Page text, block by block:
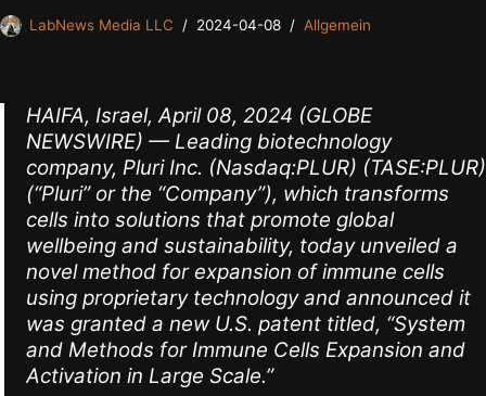
LabNews Media LLC 2024-04-08 Allgemein
HAIFA, Israel, April 08, 2024 (GLOBE
NEWSWIRE) — Leading biotechnology
company, Pluri Inc. (Nasdaq:PLUR) (TASE:PLUR)
(“Pluri” or the “Company”), which transforms
cells into solutions that promote global
wellbeing and sustainability, today unveiled a
novel method for expansion of immune cells
using proprietary technology and announced it
was granted a new U.S. patent titled, “System
and Methods for Immune Cells Expansion and
Activation in Large Scale.”